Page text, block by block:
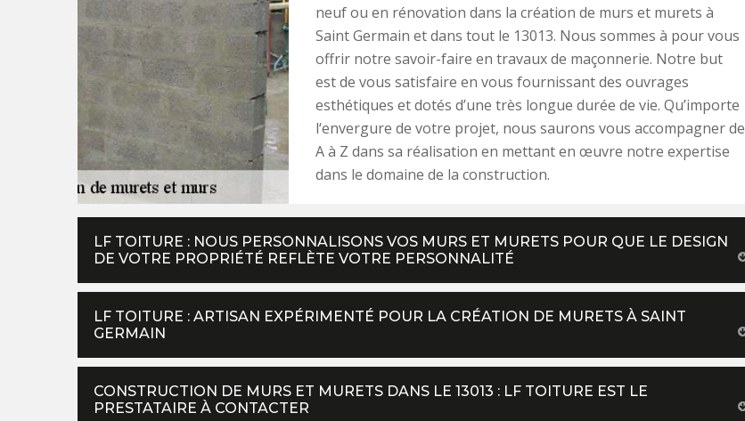
neuf ou en rénovation dans la création de murs et murets à
Saint Germain et dans tout le 13013. Nous sommes à pour vous
offrir notre savoir-faire en travaux de maçonnerie. Notre but
est de vous satisfaire en vous fournissant des ouvrages
esthétiques et dotés d’une très longue durée de vie. Qu’importe
l‘envergure de votre projet, nous saurons vous accompagner de
A à Z dans sa réalisation en mettant en œuvre notre expertise
dans le domaine de la construction.
LF TOITURE : NOUS PERSONNALISONS VOS MURS ET MURETS POUR QUE LE DESIGN
DE VOTRE PROPRIÉTÉ REFLÈTE VOTRE PERSONNALITÉ
LF TOITURE : ARTISAN EXPÉRIMENTÉ POUR LA CRÉATION DE MURETS À SAINT
GERMAIN
CONSTRUCTION DE MURS ET MURETS DANS LE 13013 : LF TOITURE EST LE
PRESTATAIRE À CONTACTER